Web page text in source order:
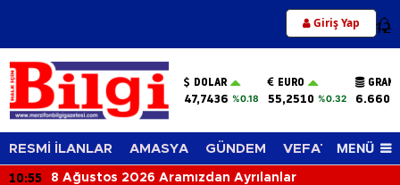
Giriş Yap 12
DOLAR
47,7436 %0.18
EURO
55,2510 %0.32
RESMİ İLANLAR AMASYA GÜNDEM VEFAT EDENLER
MENÜ
10:55 8 Ağustos 2026 Aramızdan Ayrılanlar